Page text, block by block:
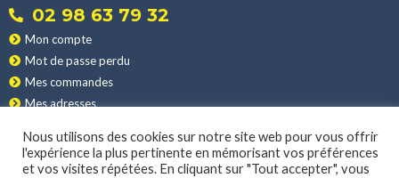
02 98 63 79 32
Mon compte
Mot de passe perdu
Mes commandes
Mes adresses
Les applications
Nos conditions de vente
Nous utilisons des cookies sur notre site web pour vous offrir
l'expérience la plus pertinente en mémorisant vos préférences
et vos visites répétées. En cliquant sur "Tout accepter", vous